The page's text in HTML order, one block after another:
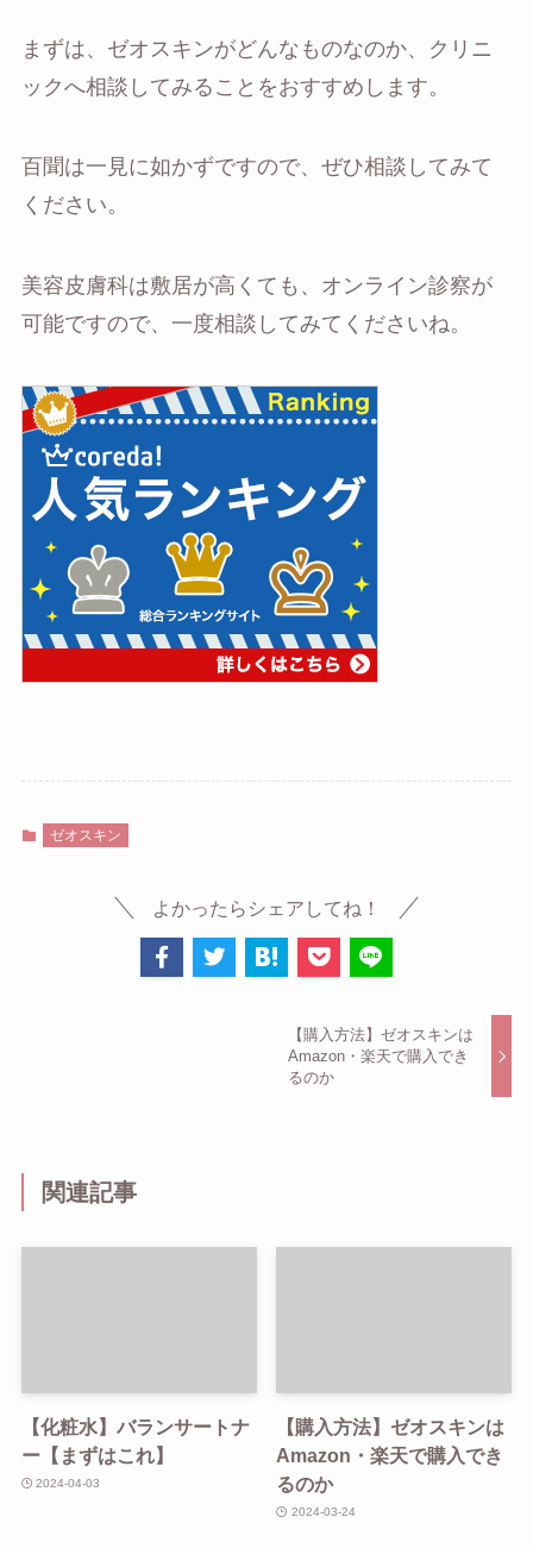
まずは、ゼオスキンがどんなものなのか、クリニ
ックへ相談してみることをおすすめします。
百聞は一見に如かずですので、ぜひ相談してみて
ください。
美容皮膚科は敷居が高くても、オンライン診察が
可能ですので、一度相談してみてくださいね。
ゼオスキン
よかったらシェアしてね！
【購入方法】ゼオスキンは
Amazon・楽天で購入でき
るのか
関連記事
【化粧水】バランサートナ
ー【まずはこれ】
2024-04-03
【購入方法】ゼオスキンは
Amazon・楽天で購入でき
るのか
2024-03-24